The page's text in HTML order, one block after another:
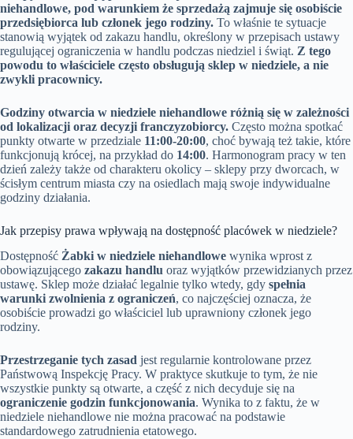
niehandlowe, pod warunkiem że sprzedażą zajmuje się osobiście
przedsiębiorca lub członek jego rodziny. To właśnie te sytuacje
stanowią wyjątek od zakazu handlu, określony w przepisach ustawy
regulującej ograniczenia w handlu podczas niedziel i świąt. Z tego
powodu to właściciele często obsługują sklep w niedziele, a nie
zwykli pracownicy.
Godziny otwarcia w niedziele niehandlowe różnią się w zależności
od lokalizacji oraz decyzji franczyzobiorcy. Często można spotkać
punkty otwarte w przedziale 11:00-20:00, choć bywają też takie, które
funkcjonują krócej, na przykład do 14:00. Harmonogram pracy w ten
dzień zależy także od charakteru okolicy – sklepy przy dworcach, w
ścisłym centrum miasta czy na osiedlach mają swoje indywidualne
godziny działania.
Jak przepisy prawa wpływają na dostępność placówek w niedziele?
Dostępność Żabki w niedziele niehandlowe wynika wprost z
obowiązującego zakazu handlu oraz wyjątków przewidzianych przez
ustawę. Sklep może działać legalnie tylko wtedy, gdy spełnia
warunki zwolnienia z ograniczeń, co najczęściej oznacza, że
osobiście prowadzi go właściciel lub uprawniony członek jego
rodziny.
Przestrzeganie tych zasad jest regularnie kontrolowane przez
Państwową Inspekcję Pracy. W praktyce skutkuje to tym, że nie
wszystkie punkty są otwarte, a część z nich decyduje się na
ograniczenie godzin funkcjonowania. Wynika to z faktu, że w
niedziele niehandlowe nie można pracować na podstawie
standardowego zatrudnienia etatowego.